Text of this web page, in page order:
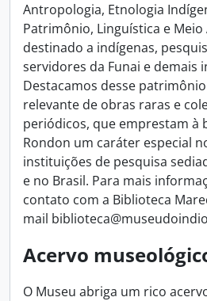
Antropologia, Etnologia
Patrimônio, Linguística e
destinado a indígenas,
servidores da Funai e demais
Destacamos desse
relevante de obras raras e
periódicos, que emprestam à
Rondon um caráter especial
instituições de pesquisa
e no Brasil. Para mais
contato com a Biblioteca
mail
Acervo
O Museu abriga um rico